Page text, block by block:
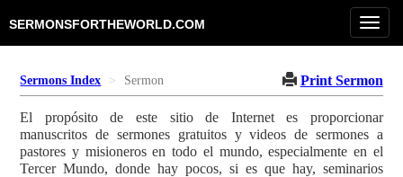
SERMONSFORTHEWORLD.COM
Sermons Index Sermon Print Sermon
El propósito de este sitio de Internet es proporcionar
manuscritos de sermones gratuitos y videos de sermones a
pastores y misioneros en todo el mundo, especialmente en el
Tercer Mundo, donde hay pocos, si es que hay, seminarios